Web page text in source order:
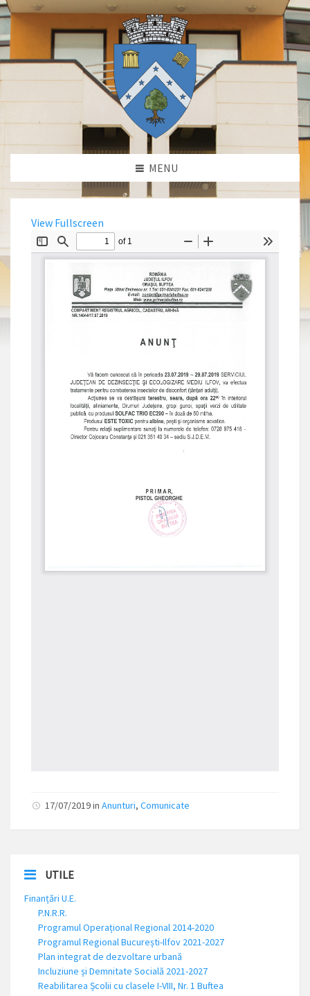
MENU
View Fullscreen
17/07/2019 in Anunturi, Comunicate
UTILE
Finanțări U.E.
P.N.R.R.
Programul Operațional Regional 2014-2020
Programul Regional București-Ilfov 2021-2027
Plan integrat de dezvoltare urbană
Incluziune și Demnitate Socială 2021-2027
Reabilitarea Școlii cu clasele I-VIII, Nr. 1 Buftea